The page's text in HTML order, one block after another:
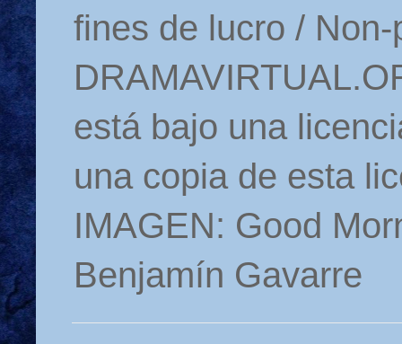
fines de lucro /
está bajo una
una copia de esta
IMAGEN: Good
Benjamín Gavarre